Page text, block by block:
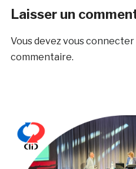
Laisser un
Vous devez vous connecter
commentaire.